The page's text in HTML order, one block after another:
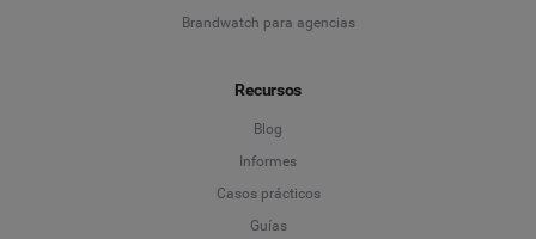
Brandwatch para agencias
Recursos
Blog
Informes
Casos prácticos
Guías